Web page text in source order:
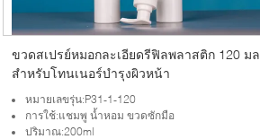
ขวดสเปรย์หมอกละเอียดรีฟิลพลาสติก 120 มล.
สำหรับโทนเนอร์บำรุงผิวหน้า
หมายเลขรุ่น:P31-1-120
การใช้:แชมพู น้ำหอม ขวดซักมือ
ปริมาณ:200ml